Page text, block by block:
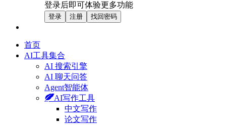
登录后即可体验更多功能
登录 注册 找回密码
首页
AI工具集合
AI 搜索引擎
AI 聊天问答
Agent智能体
AI写作工具
中文写作
论文写作